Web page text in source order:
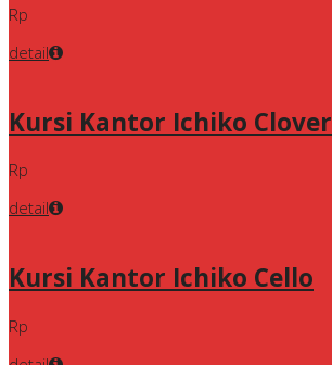
Rp
detail
Kursi Kantor Ichiko Clover
Rp
detail
Kursi Kantor Ichiko Cello
Rp